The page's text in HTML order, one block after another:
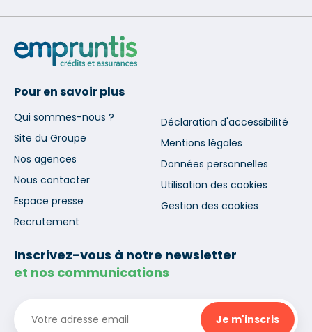
Pour en savoir plus
Qui sommes-nous ?
Site du Groupe
Nos agences
Nous contacter
Espace presse
Recrutement
Déclaration d'accessibilité
Mentions légales
Données personnelles
Utilisation des cookies
Gestion des cookies
Inscrivez-vous à notre newsletter
et nos communications